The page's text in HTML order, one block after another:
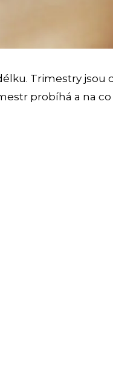
Trimestry jsou
probíhá a na